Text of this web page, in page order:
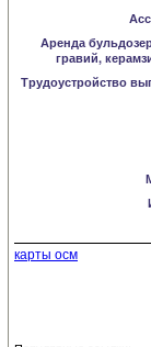
Аренда
гравий,
Трудоустройство
карты осм